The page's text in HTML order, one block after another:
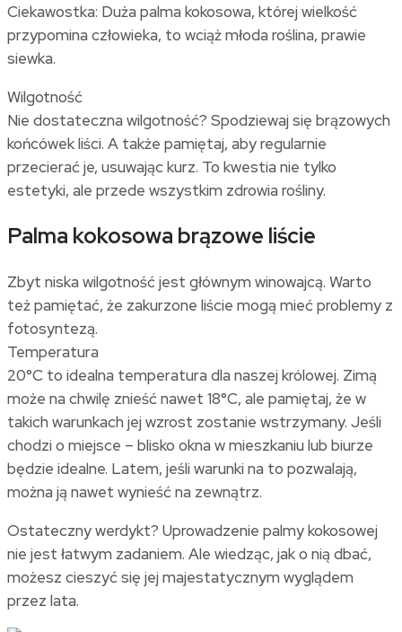
Ciekawostka: Duża palma kokosowa, której wielkość
przypomina człowieka, to wciąż młoda roślina, prawie
siewka.
Wilgotność
Nie dostateczna wilgotność? Spodziewaj się brązowych
końcówek liści. A także pamiętaj, aby regularnie
przecierać je, usuwając kurz. To kwestia nie tylko
estetyki, ale przede wszystkim zdrowia rośliny.
Palma kokosowa brązowe liście
Zbyt niska wilgotność jest głównym winowajcą. Warto
też pamiętać, że zakurzone liście mogą mieć problemy z
fotosyntezą.
Temperatura
20°C to idealna temperatura dla naszej królowej. Zimą
może na chwilę znieść nawet 18°C, ale pamiętaj, że w
takich warunkach jej wzrost zostanie wstrzymany. Jeśli
chodzi o miejsce – blisko okna w mieszkaniu lub biurze
będzie idealne. Latem, jeśli warunki na to pozwalają,
można ją nawet wynieść na zewnątrz.
Ostateczny werdykt? Uprowadzenie palmy kokosowej
nie jest łatwym zadaniem. Ale wiedząc, jak o nią dbać,
możesz cieszyć się jej majestatycznym wyglądem
przez lata.